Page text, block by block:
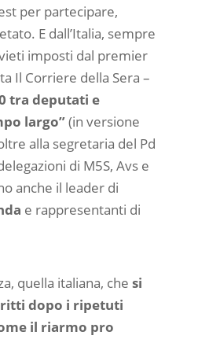
per partecipare,
E dall’Italia, sempre
imposti dal premier
Il Corriere della Sera –
tra deputati e
largo”(in versione
alla segretaria del Pd
di M5S, Avs e
anche il leader di
e rappresentanti di
quella italiana, che si
dopo i ripetuti
il riarmo pro